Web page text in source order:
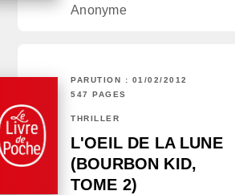
Anonyme
PARUTION : 01/02/2012
547 PAGES
THRILLER
L'OEIL DE LA LUNE
(BOURBON KID,
TOME 2)